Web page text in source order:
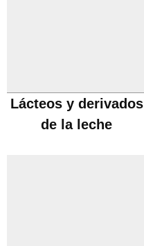
Lácteos y derivados
de la leche